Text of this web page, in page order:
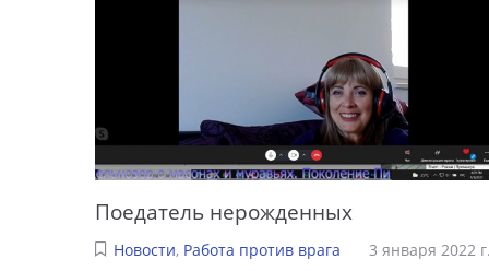
Поедатель нерожденных
Новости, Работа против врага 3 января 2022